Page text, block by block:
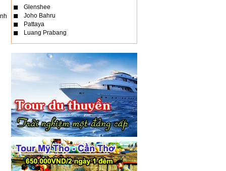
Glenshee
Joho Bahru
Pattaya
Luang Prabang